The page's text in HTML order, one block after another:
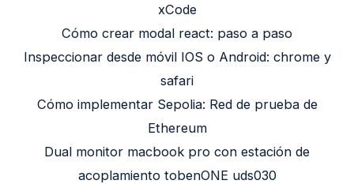
xCode
Cómo crear modal react: paso a paso
Inspeccionar desde móvil IOS o Android: chrome y
safari
Cómo implementar Sepolia: Red de prueba de
Ethereum
Dual monitor macbook pro con estación de
acoplamiento tobenONE uds030